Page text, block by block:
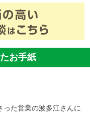
お手紙
た営業の波多江さんに